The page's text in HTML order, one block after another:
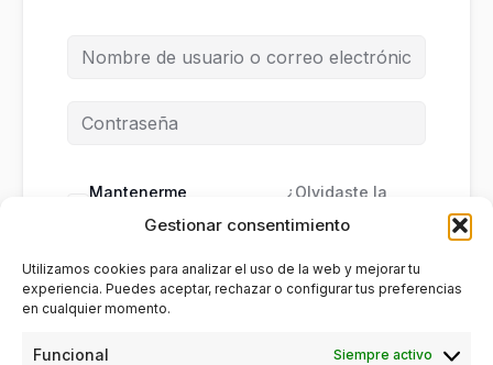
Gestionar consentimiento
Utilizamos cookies para analizar el uso de la web y mejorar tu
experiencia. Puedes aceptar, rechazar o configurar tus preferencias
en cualquier momento.
Funcional Siempre activo
Mantenerme
conectado
¿Olvidaste la
contraseña?
Acceder